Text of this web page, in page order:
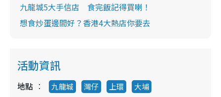
九龍城5大手信店 食完飯記得買喇！
想食炒蛋邊間好？香港4大熱店你要去
活動資訊
地點 九龍城 灣仔 上環 大埔